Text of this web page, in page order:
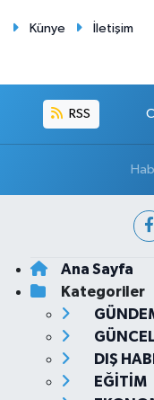
Künye İletişim
RSS
Ana Sayfa
Kategoriler
GÜNCEL
DIŞ
EĞİTİM